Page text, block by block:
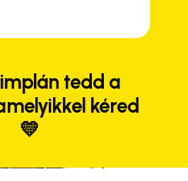
tedd a
kéred
💛
Close
Close